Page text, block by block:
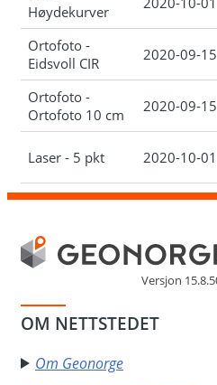
Høydekurver
Ortofoto -
Eidsvoll CIR
2020-09-15
Ortofoto -
Ortofoto 10 cm
2020-09-15
Laser - 5 pkt 2020-10-01